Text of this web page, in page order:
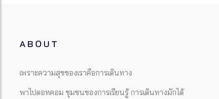
ABOUT
เพราะความสุขของเราคือการเดินทาง
พาไปดอทคอม ชุมชนของการเรียนรู้ การเดินทางมักได้